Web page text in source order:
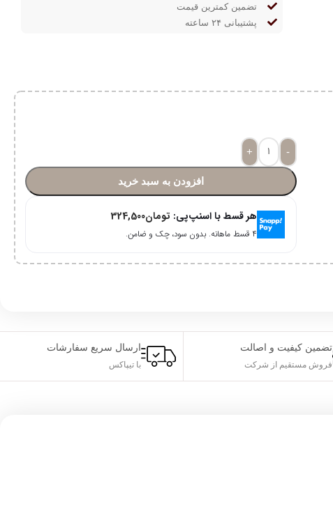
تضمین کمترین قیمت
پشتیبانی ۲۴ ساعته
-
+
افزودن به سبد خرید
هر قسط با اسنپ‌پی: تومان324,500
۴ قسط ماهانه. بدون سود، چک و ضامن.
تضمین کیفیت و اصالت
فروش مستقیم از شرکت
ارسال سریع سفارشات
با تیپاکس